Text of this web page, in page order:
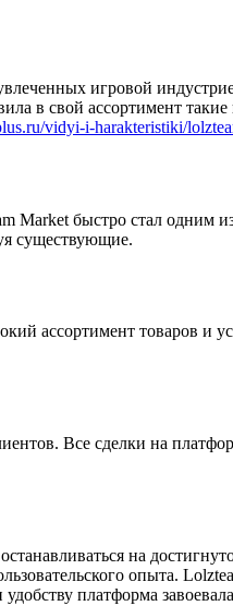
игровой
в свой ассортимент
vidyi-i-harakteristiki/
Market быстро стал
существующие.
ассортимент товаров и
Все сделки на
на
опыта.
платформа